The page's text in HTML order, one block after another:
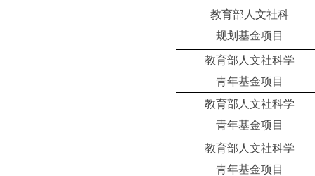
教育部人文社科
规划基金项目
教育部人文社科学
青年基金项目
教育部人文社科学
青年基金项目
教育部人文社科学
青年基金项目